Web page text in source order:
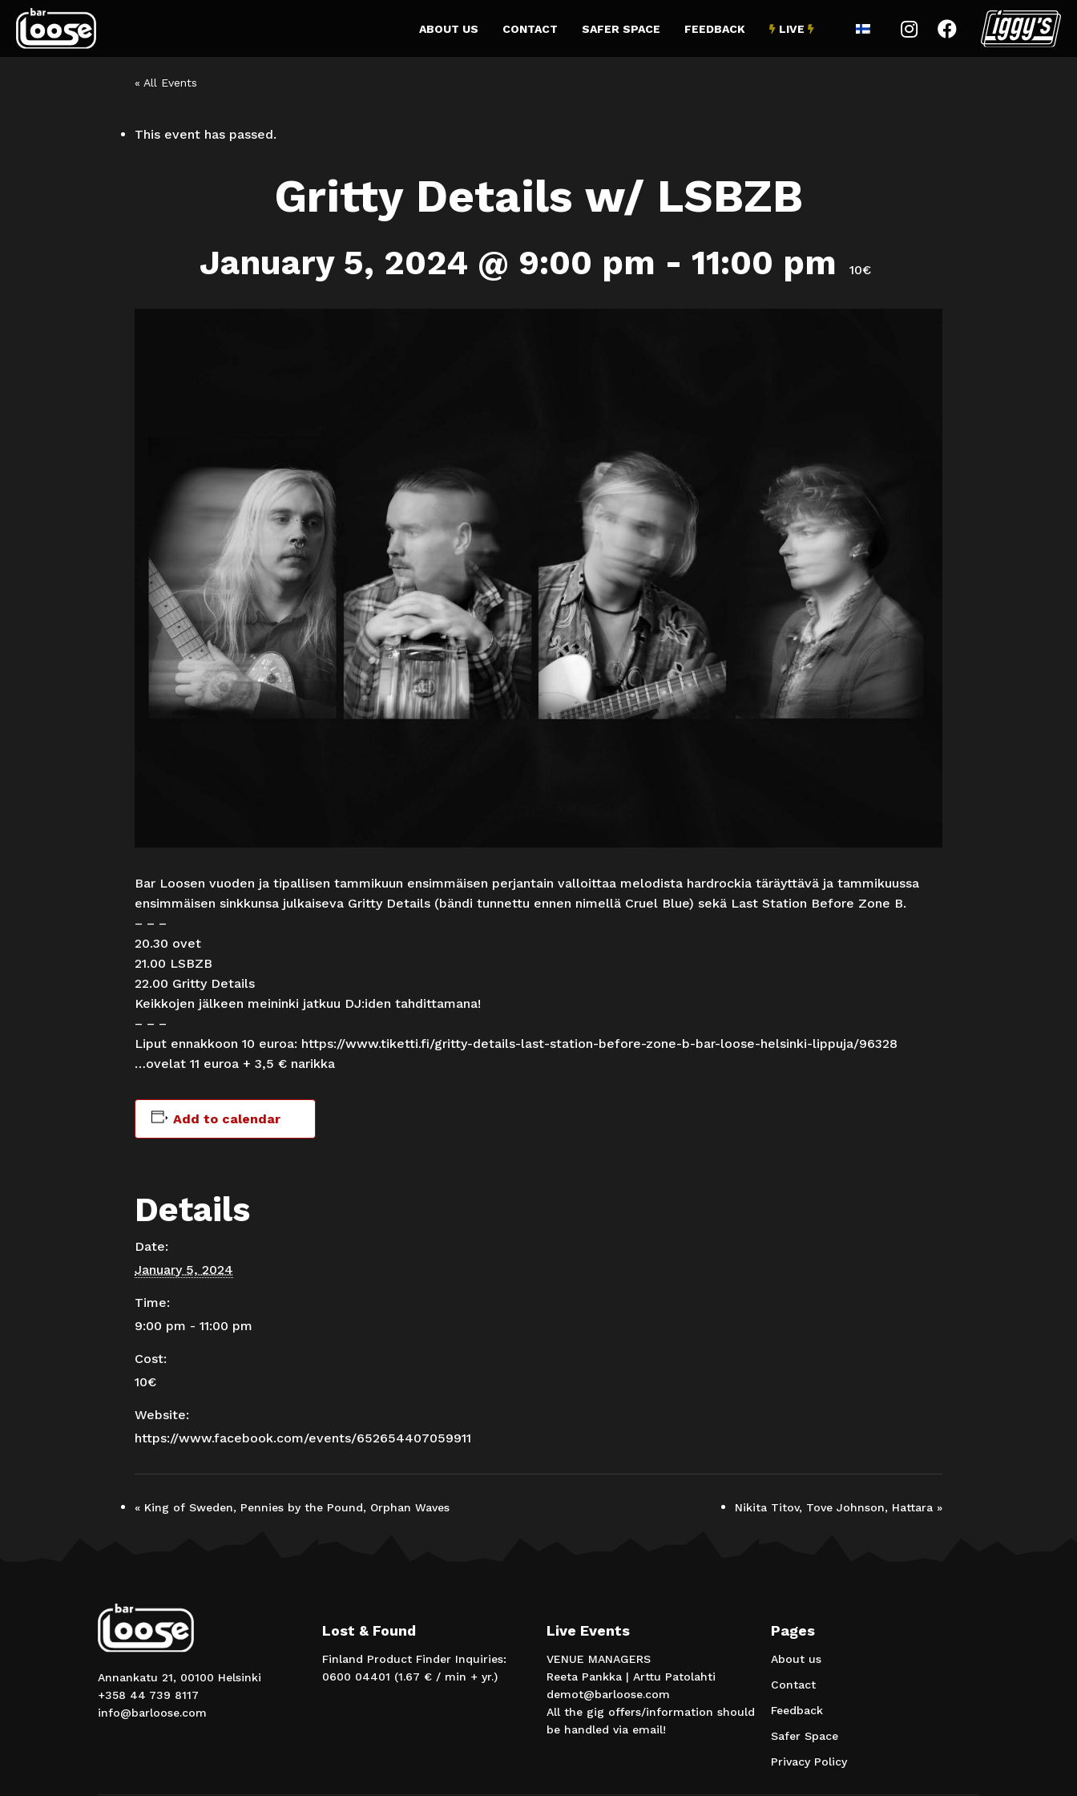
ABOUT US CONTACT SAFER SPACE FEEDBACK  LIVE   
« All Events
This event has passed.
Gritty Details w/ LSBZB
January 5, 2024 @ 9:00 pm - 11:00 pm 10€
Bar Loosen vuoden ja tipallisen tammikuun ensimmäisen perjantain valloittaa melodista hardrockia täräyttävä ja tammikuussa
ensimmäisen sinkkunsa julkaiseva Gritty Details (bändi tunnettu ennen nimellä Cruel Blue) sekä Last Station Before Zone B.
– – –
20.30 ovet
21.00 LSBZB
22.00 Gritty Details
Keikkojen jälkeen meininki jatkuu DJ:iden tahdittamana!
– – –
Liput ennakkoon 10 euroa: https://www.tiketti.fi/gritty-details-last-station-before-zone-b-bar-loose-helsinki-lippuja/96328
…ovelat 11 euroa + 3,5 € narikka
Add to calendar
Details
Date:
January 5, 2024
Time:
9:00 pm - 11:00 pm
Cost:
10€
Website:
https://www.facebook.com/events/652654407059911
« King of Sweden, Pennies by the Pound, Orphan Waves Nikita Titov, Tove Johnson, Hattara »
Annankatu 21, 00100 Helsinki
+358 44 739 8117
info@barloose.com
Lost & Found
Finland Product Finder Inquiries:
0600 04401 (1.67 € / min + yr.)
Live Events
VENUE MANAGERS
Reeta Pankka | Arttu Patolahti
demot@barloose.com
All the gig offers/information should
be handled via email!
Pages
About us
Contact
Feedback
Safer Space
Privacy Policy